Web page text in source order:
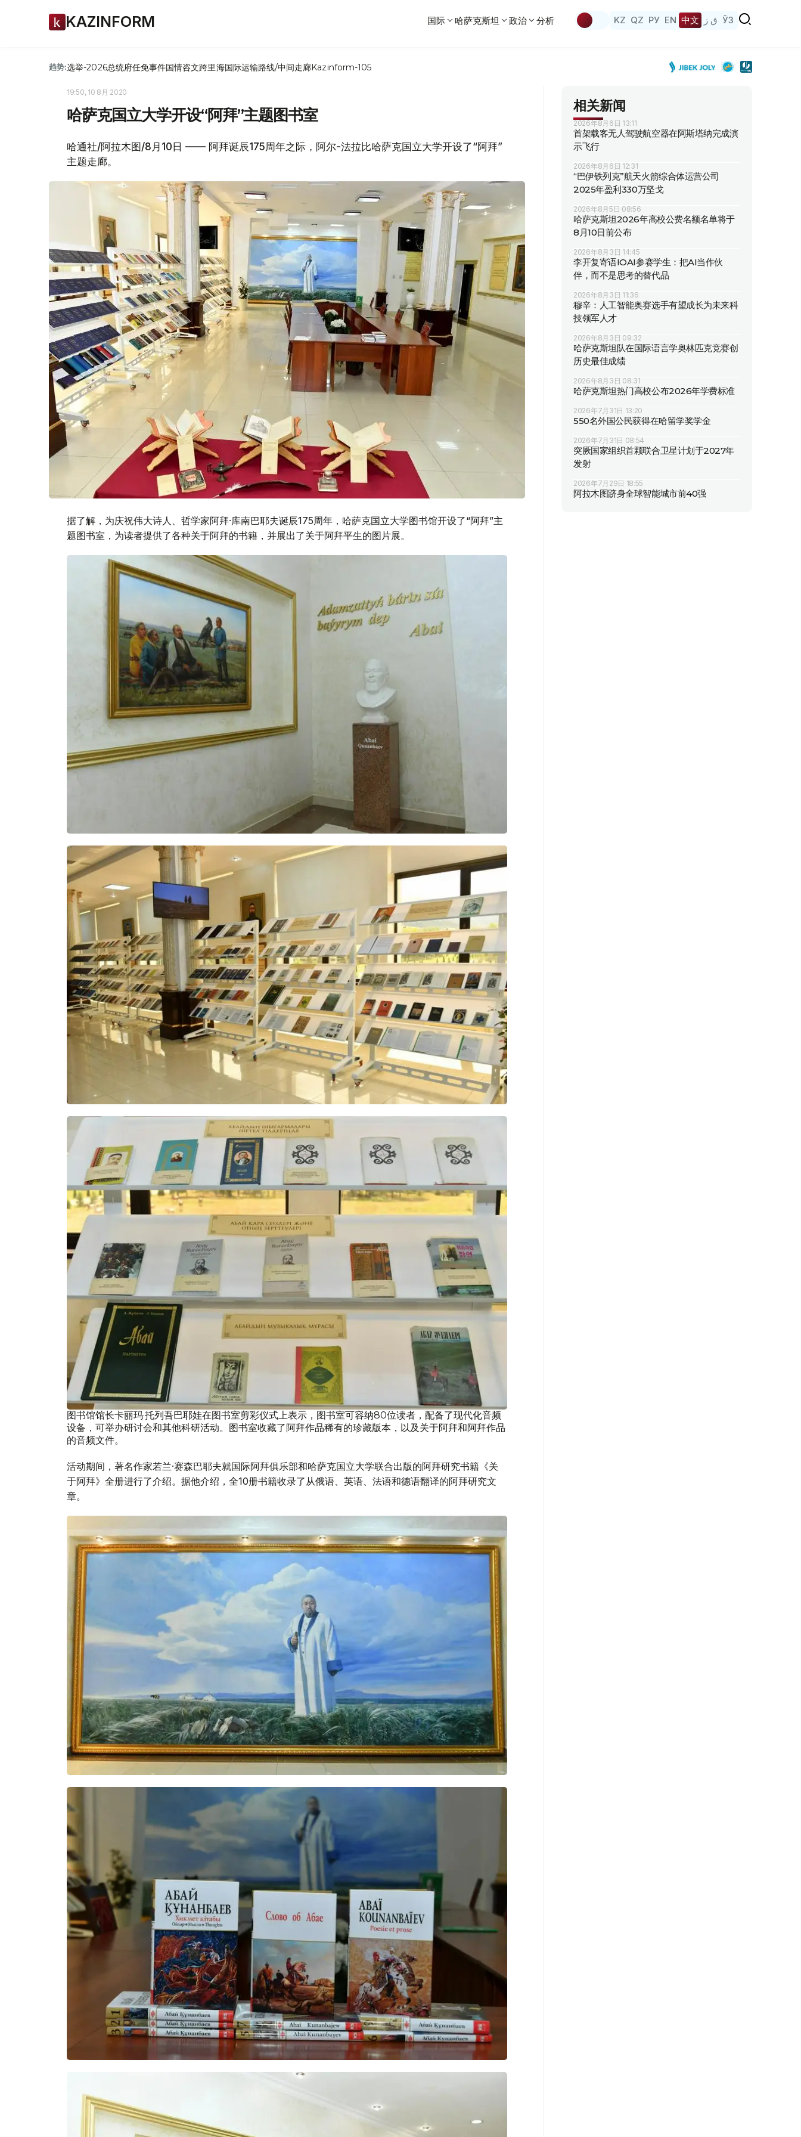
KAZINFORM 国际 哈萨克斯坦 政治 分析 KZ QZ РУ EN 中文 ق ز ЎЗ
趋势:选举-2026总统府任免事件国情咨文跨里海国际运输路线/中间走廊Kazinform-105
19:50, 10 8月 2020
哈萨克国立大学开设“阿拜”主题图书室
哈通社/阿拉木图/8月10日 —— 阿拜诞辰175周年之际，阿尔-法拉比哈萨克国立大学开设了“阿拜”
主题走廊。
据了解，为庆祝伟大诗人、哲学家阿拜·库南巴耶夫诞辰175周年，哈萨克国立大学图书馆开设了“阿拜”主
题图书室，为读者提供了各种关于阿拜的书籍，并展出了关于阿拜平生的图片展。
图书馆馆长卡丽玛·托列吾巴耶娃在图书室剪彩仪式上表示，图书室可容纳80位读者，配备了现代化音频
设备，可举办研讨会和其他科研活动。图书室收藏了阿拜作品稀有的珍藏版本，以及关于阿拜和阿拜作品
的音频文件。
活动期间，著名作家若兰·赛森巴耶夫就国际阿拜俱乐部和哈萨克国立大学联合出版的阿拜研究书籍《关
于阿拜》全册进行了介绍。据他介绍，全10册书籍收录了从俄语、英语、法语和德语翻译的阿拜研究文
章。
相关新闻
2026年8月6日 13:11
首架载客无人驾驶航空器在阿斯塔纳完成演
示飞行
2026年8月6日 12:31
“巴伊铁列克”航天火箭综合体运营公司
2025年盈利330万坚戈
2026年8月5日 08:56
哈萨克斯坦2026年高校公费名额名单将于
8月10日前公布
2026年8月3日 14:45
李开复寄语IOAI参赛学生：把AI当作伙
伴，而不是思考的替代品
2026年8月3日 11:36
穆辛：人工智能奥赛选手有望成长为未来科
技领军人才
2026年8月3日 09:32
哈萨克斯坦队在国际语言学奥林匹克竞赛创
历史最佳成绩
2026年8月3日 08:31
哈萨克斯坦热门高校公布2026年学费标准
2026年7月31日 13:20
550名外国公民获得在哈留学奖学金
2026年7月31日 08:54
突厥国家组织首颗联合卫星计划于2027年
发射
2026年7月29日 18:55
阿拉木图跻身全球智能城市前40强